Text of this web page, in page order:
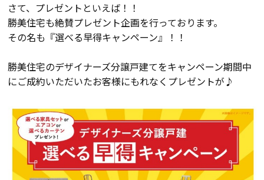
おすすめ分譲地
KATSUMIの標準仕様 和暮-なごみ-
素材とデザイン
耐震性能+制震性能
さて、プレゼントといえば！！
勝美住宅も絶賛プレゼント企画を行っております。
その名も『選べる早得キャンペーン』！！
勝美住宅のデザイナーズ分譲戸建てをキャンペーン期間中
にご成約いただいたお客様にもれなくプレゼントが♪